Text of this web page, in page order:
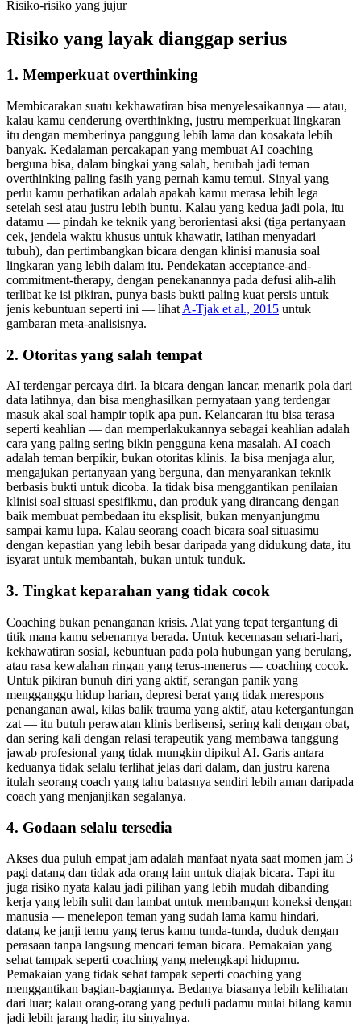
Risiko-risiko yang jujur
Risiko yang layak dianggap serius
1. Memperkuat overthinking
Membicarakan suatu kekhawatiran bisa menyelesaikannya — atau,
kalau kamu cenderung overthinking, justru memperkuat lingkaran
itu dengan memberinya panggung lebih lama dan kosakata lebih
banyak. Kedalaman percakapan yang membuat AI coaching
berguna bisa, dalam bingkai yang salah, berubah jadi teman
overthinking paling fasih yang pernah kamu temui. Sinyal yang
perlu kamu perhatikan adalah apakah kamu merasa lebih lega
setelah sesi atau justru lebih buntu. Kalau yang kedua jadi pola, itu
datamu — pindah ke teknik yang berorientasi aksi (tiga pertanyaan
cek, jendela waktu khusus untuk khawatir, latihan menyadari
tubuh), dan pertimbangkan bicara dengan klinisi manusia soal
lingkaran yang lebih dalam itu. Pendekatan acceptance-and-
commitment-therapy, dengan penekanannya pada defusi alih-alih
terlibat ke isi pikiran, punya basis bukti paling kuat persis untuk
jenis kebuntuan seperti ini — lihat A-Tjak et al., 2015 untuk
gambaran meta-analisisnya.
2. Otoritas yang salah tempat
AI terdengar percaya diri. Ia bicara dengan lancar, menarik pola dari
data latihnya, dan bisa menghasilkan pernyataan yang terdengar
masuk akal soal hampir topik apa pun. Kelancaran itu bisa terasa
seperti keahlian — dan memperlakukannya sebagai keahlian adalah
cara yang paling sering bikin pengguna kena masalah. AI coach
adalah teman berpikir, bukan otoritas klinis. Ia bisa menjaga alur,
mengajukan pertanyaan yang berguna, dan menyarankan teknik
berbasis bukti untuk dicoba. Ia tidak bisa menggantikan penilaian
klinisi soal situasi spesifikmu, dan produk yang dirancang dengan
baik membuat pembedaan itu eksplisit, bukan menyanjungmu
sampai kamu lupa. Kalau seorang coach bicara soal situasimu
dengan kepastian yang lebih besar daripada yang didukung data, itu
isyarat untuk membantah, bukan untuk tunduk.
3. Tingkat keparahan yang tidak cocok
Coaching bukan penanganan krisis. Alat yang tepat tergantung di
titik mana kamu sebenarnya berada. Untuk kecemasan sehari-hari,
kekhawatiran sosial, kebuntuan pada pola hubungan yang berulang,
atau rasa kewalahan ringan yang terus-menerus — coaching cocok.
Untuk pikiran bunuh diri yang aktif, serangan panik yang
mengganggu hidup harian, depresi berat yang tidak merespons
penanganan awal, kilas balik trauma yang aktif, atau ketergantungan
zat — itu butuh perawatan klinis berlisensi, sering kali dengan obat,
dan sering kali dengan relasi terapeutik yang membawa tanggung
jawab profesional yang tidak mungkin dipikul AI. Garis antara
keduanya tidak selalu terlihat jelas dari dalam, dan justru karena
itulah seorang coach yang tahu batasnya sendiri lebih aman daripada
coach yang menjanjikan segalanya.
4. Godaan selalu tersedia
Akses dua puluh empat jam adalah manfaat nyata saat momen jam 3
pagi datang dan tidak ada orang lain untuk diajak bicara. Tapi itu
juga risiko nyata kalau jadi pilihan yang lebih mudah dibanding
kerja yang lebih sulit dan lambat untuk membangun koneksi dengan
manusia — menelepon teman yang sudah lama kamu hindari,
datang ke janji temu yang terus kamu tunda-tunda, duduk dengan
perasaan tanpa langsung mencari teman bicara. Pemakaian yang
sehat tampak seperti coaching yang melengkapi hidupmu.
Pemakaian yang tidak sehat tampak seperti coaching yang
menggantikan bagian-bagiannya. Bedanya biasanya lebih kelihatan
dari luar; kalau orang-orang yang peduli padamu mulai bilang kamu
jadi lebih jarang hadir, itu sinyalnya.